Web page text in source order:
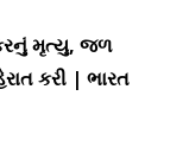
મૃત્યુ, જળ
કરી | ભારત